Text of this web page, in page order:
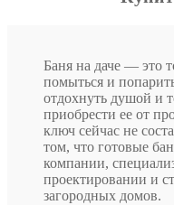
Баня на даче — это
помыться и
отдохнуть душой и
приобрести ее от
ключ сейчас не
том, что готовые
компании,
проектировании и
загородных домов.